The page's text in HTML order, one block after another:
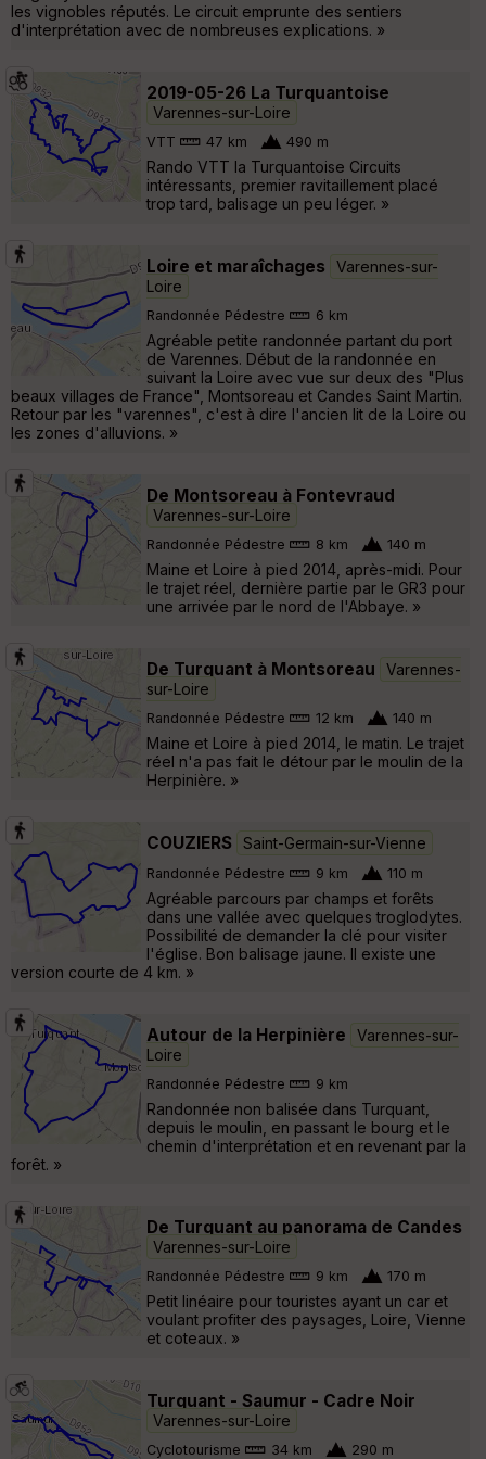
les vignobles réputés. Le circuit emprunte des sentiers
d'interprétation avec de nombreuses explications. »
2019-05-26 La Turquantoise
Varennes-sur-Loire
VTT 47 km 490 m
Rando VTT la Turquantoise Circuits
intéressants, premier ravitaillement placé
trop tard, balisage un peu léger. »
Loire et maraîchages
Varennes-sur-
Loire
Randonnée Pédestre 6 km
Agréable petite randonnée partant du port
de Varennes. Début de la randonnée en
suivant la Loire avec vue sur deux des "Plus
beaux villages de France", Montsoreau et Candes Saint Martin.
Retour par les "varennes", c'est à dire l'ancien lit de la Loire ou
les zones d'alluvions. »
De Montsoreau à Fontevraud
Varennes-sur-Loire
Randonnée Pédestre 8 km 140 m
Maine et Loire à pied 2014, après-midi. Pour
le trajet réel, dernière partie par le GR3 pour
une arrivée par le nord de l'Abbaye. »
De Turquant à Montsoreau
Varennes-
sur-Loire
Randonnée Pédestre 12 km 140 m
Maine et Loire à pied 2014, le matin. Le trajet
réel n'a pas fait le détour par le moulin de la
Herpinière. »
COUZIERS Saint-Germain-sur-Vienne
Randonnée Pédestre 9 km 110 m
Agréable parcours par champs et forêts
dans une vallée avec quelques troglodytes.
Possibilité de demander la clé pour visiter
l'église. Bon balisage jaune. Il existe une
version courte de 4 km. »
Autour de la Herpinière
Varennes-sur-
Loire
Randonnée Pédestre 9 km
Randonnée non balisée dans Turquant,
depuis le moulin, en passant le bourg et le
chemin d'interprétation et en revenant par la
forêt. »
De Turquant au panorama de Candes
Varennes-sur-Loire
Randonnée Pédestre 9 km 170 m
Petit linéaire pour touristes ayant un car et
voulant profiter des paysages, Loire, Vienne
et coteaux. »
Turquant - Saumur - Cadre Noir
Varennes-sur-Loire
Cyclotourisme 34 km 290 m